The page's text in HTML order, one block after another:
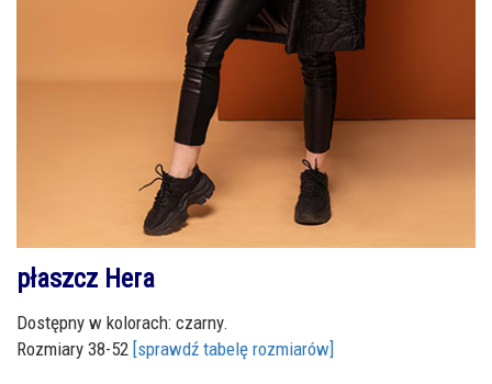
płaszcz Hera
Dostępny w kolorach: czarny.
Rozmiary 38-52 [sprawdź tabelę rozmiarów]